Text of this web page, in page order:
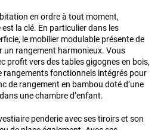
en ordre à tout moment,
est la clé. En particulier dans les
le mobilier modulable présente de
un rangement harmonieux. Vous
profit vers des tables gigognes en bois,
rangements fonctionnels intégrés pour
de rangement en bambou doté d’une
une chambre d’enfant.
penderie avec ses tiroirs et son